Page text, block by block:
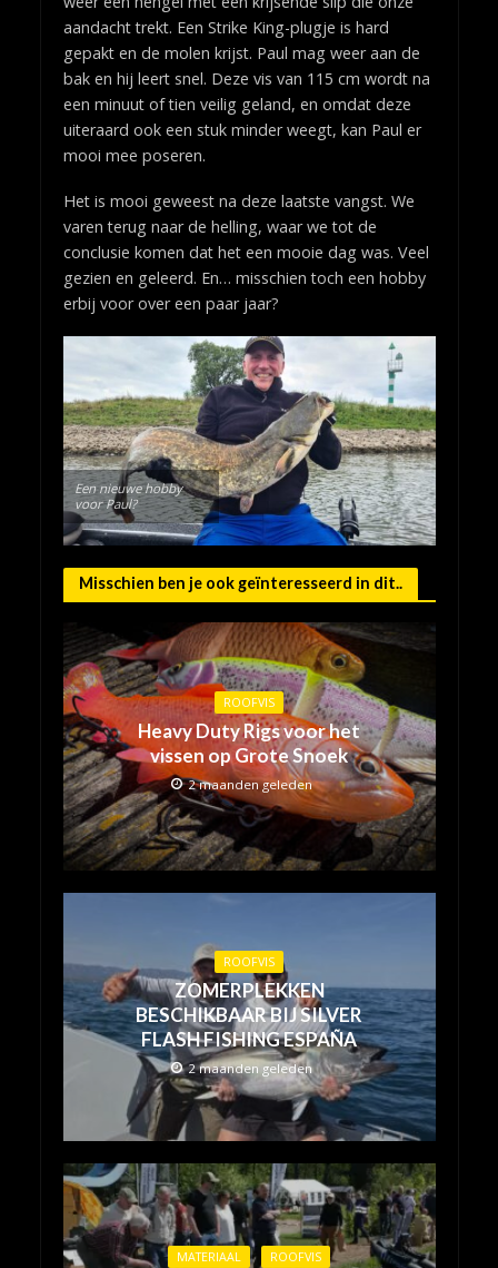
aandacht trekt. Een Strike King-plugje is hard
gepakt en de molen krijst. Paul mag weer aan de
bak en hij leert snel. Deze vis van 115 cm wordt na
een minuut of tien veilig geland, en omdat deze
uiteraard ook een stuk minder weegt, kan Paul er
mooi mee poseren.
Het is mooi geweest na deze laatste vangst. We
varen terug naar de helling, waar we tot de
conclusie komen dat het een mooie dag was. Veel
gezien en geleerd. En… misschien toch een hobby
erbij voor over een paar jaar?
Een nieuwe hobby
voor Paul?
Misschien ben je ook geïnteresseerd in dit..
ROOFVIS
Heavy Duty Rigs voor het
vissen op Grote Snoek
2 maanden geleden
ROOFVIS
ZOMERPLEKKEN
BESCHIKBAAR BIJ SILVER
FLASH FISHING ESPAÑA
2 maanden geleden
MATERIAAL ROOFVIS